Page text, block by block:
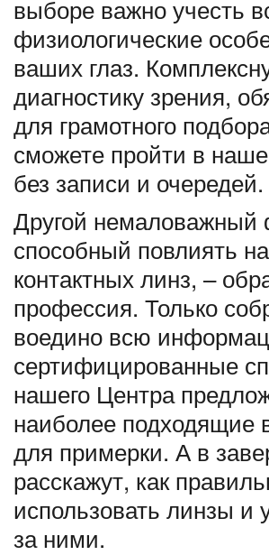
выборе важно учесть
физиологические
ваших глаз.
диагностику зрения,
для грамотного
сможете пройти в
без записи и очередей.
Другой немаловажный
способный повлиять
контактных линз, –
профессия. Только
воедино всю
сертифицированные
нашего Центра
наиболее подходящие
для примерки. А в
расскажут, как
использовать линзы и
за ними.